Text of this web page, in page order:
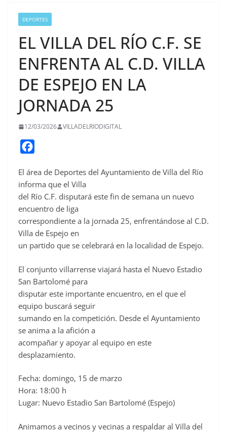
DEPORTES
EL VILLA DEL RÍO C.F. SE
ENFRENTA AL C.D. VILLA
DE ESPEJO EN LA
JORNADA 25
12/03/2026 VILLADELRIODIGITAL
c
e
o
o
k
El área de Deportes del Ayuntamiento de Villa del Río
informa que el Villa
del Río C.F. disputará este fin de semana un nuevo
encuentro de liga
correspondiente a la jornada 25, enfrentándose al C.D.
Villa de Espejo en
un partido que se celebrará en la localidad de Espejo.
El conjunto villarrense viajará hasta el Nuevo Estadio
San Bartolomé para
disputar este importante encuentro, en el que el
equipo buscará seguir
sumando en la competición. Desde el Ayuntamiento
se anima a la afición a
acompañar y apoyar al equipo en este
desplazamiento.
Fecha: domingo, 15 de marzo
Hora: 18:00 h
Lugar: Nuevo Estadio San Bartolomé (Espejo)
Animamos a vecinos y vecinas a respaldar al Villa del